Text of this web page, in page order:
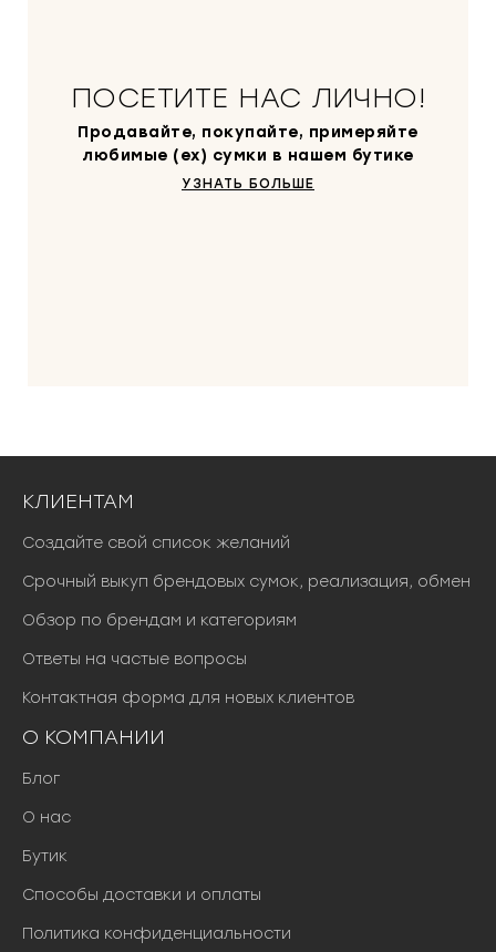
ПОСЕТИТЕ НАС ЛИЧНО!
Продавайте, покупайте, примеряйте
любимые (ex) сумки в нашем бутике
УЗНАТЬ БОЛЬШЕ
КЛИЕНТАМ
Создайте свой список желаний
Срочный выкуп брендовых сумок, реализация, обмен
Обзор по брендам и категориям
Ответы на частые вопросы
Контактная форма для новых клиентов
О КОМПАНИИ
Блог
О нас
Бутик
Способы доставки и оплаты
Политика конфиденциальности